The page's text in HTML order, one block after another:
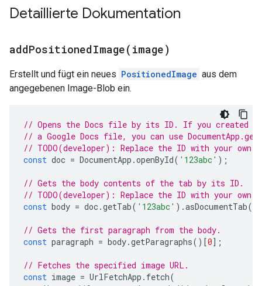
Detaillierte Dokumentation
addPositionedImage( image)
Erstellt und fügt ein neues PositionedImage aus dem
angegebenen Image-Blob ein.
// Opens the Docs file by its ID. If you created
// a Google Docs file, you can use
// TODO(developer): Replace the ID with your own.
const doc = DocumentApp .openById( '123abc' );
// Gets the body contents of the tab by its ID.
// TODO(developer): Replace the ID with your own.
const body = doc.getTab( '123abc' ).asDocumentTab().
// Gets the first paragraph from the body.
const paragraph = body.getParagraphs()[0];
// Fetches the specified image URL.
const image = UrlFetchApp . fetch(